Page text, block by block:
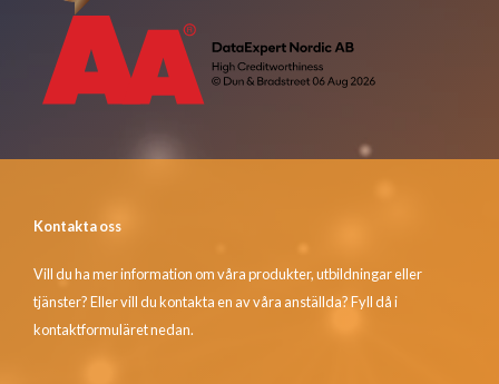
Kontakta oss
Vill du ha mer information om våra produkter, utbildningar eller
tjänster? Eller vill du kontakta en av våra anställda? Fyll då i
kontaktformuläret nedan.